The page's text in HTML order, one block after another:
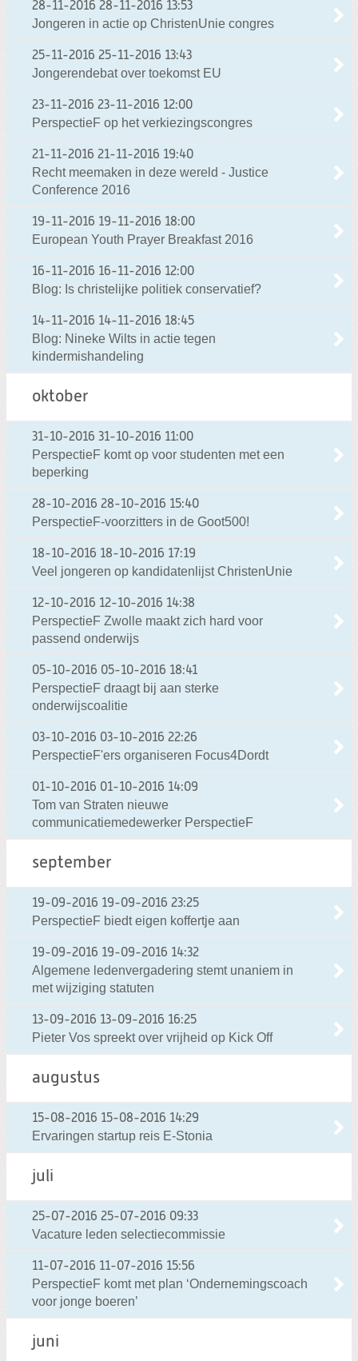
28-11-2016 28-11-2016 13:53
Jongeren in actie op ChristenUnie congres
25-11-2016 25-11-2016 13:43
Jongerendebat over toekomst EU
23-11-2016 23-11-2016 12:00
PerspectieF op het verkiezingscongres
21-11-2016 21-11-2016 19:40
Recht meemaken in deze wereld - Justice
Conference 2016
19-11-2016 19-11-2016 18:00
European Youth Prayer Breakfast 2016
16-11-2016 16-11-2016 12:00
Blog: Is christelijke politiek conservatief?
14-11-2016 14-11-2016 18:45
Blog: Nineke Wilts in actie tegen
kindermishandeling
oktober
31-10-2016 31-10-2016 11:00
PerspectieF komt op voor studenten met een
beperking
28-10-2016 28-10-2016 15:40
PerspectieF-voorzitters in de Goot500!
18-10-2016 18-10-2016 17:19
Veel jongeren op kandidatenlijst ChristenUnie
12-10-2016 12-10-2016 14:38
PerspectieF Zwolle maakt zich hard voor
passend onderwijs
05-10-2016 05-10-2016 18:41
PerspectieF draagt bij aan sterke
onderwijscoalitie
03-10-2016 03-10-2016 22:26
PerspectieF'ers organiseren Focus4Dordt
01-10-2016 01-10-2016 14:09
Tom van Straten nieuwe
communicatiemedewerker PerspectieF
september
19-09-2016 19-09-2016 23:25
PerspectieF biedt eigen koffertje aan
19-09-2016 19-09-2016 14:32
Algemene ledenvergadering stemt unaniem in
met wijziging statuten
13-09-2016 13-09-2016 16:25
Pieter Vos spreekt over vrijheid op Kick Off
augustus
15-08-2016 15-08-2016 14:29
Ervaringen startup reis E-Stonia
juli
25-07-2016 25-07-2016 09:33
Vacature leden selectiecommissie
11-07-2016 11-07-2016 15:56
PerspectieF komt met plan ‘Ondernemingscoach
voor jonge boeren’
juni